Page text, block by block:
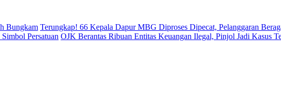
Bungkam Terungkap! 66 Kepala Dapur MBG Diproses Dipecat, Pelanggaran
Persatuan OJK Berantas Ribuan Entitas Keuangan Ilegal, Pinjol Jadi Kasus